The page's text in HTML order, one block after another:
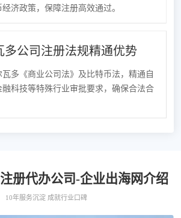
济政策，保障注册高效通过。
多公司注册法规精通优势
瓦多《商业公司法》及比特币法，精通自
融科技等特殊行业审批要求，确保合法合
册代办公司-企业出海网介绍
10年服务沉淀 成就行业口碑